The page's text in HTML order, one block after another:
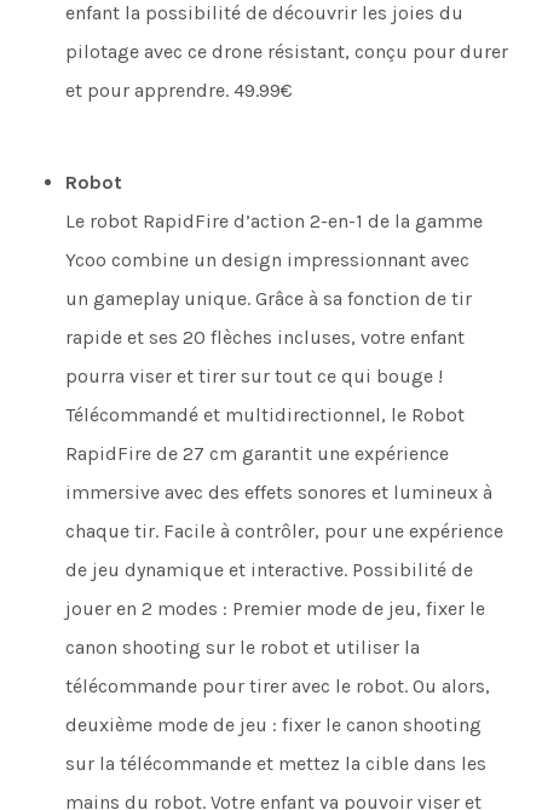
enfant la possibilité de découvrir les joies du
pilotage avec ce drone résistant, conçu pour durer
et pour apprendre. 49.99€
Robot
Le robot RapidFire d’action 2-en-1 de la gamme
Ycoo combine un design impressionnant avec
un gameplay unique. Grâce à sa fonction de tir
rapide et ses 20 flèches incluses, votre enfant
pourra viser et tirer sur tout ce qui bouge !
Télécommandé et multidirectionnel, le Robot
RapidFire de 27 cm garantit une expérience
immersive avec des effets sonores et lumineux à
chaque tir. Facile à contrôler, pour une expérience
de jeu dynamique et interactive. Possibilité de
jouer en 2 modes : Premier mode de jeu, fixer le
canon shooting sur le robot et utiliser la
télécommande pour tirer avec le robot. Ou alors,
deuxième mode de jeu : fixer le canon shooting
sur la télécommande et mettez la cible dans les
mains du robot. Votre enfant va pouvoir viser et